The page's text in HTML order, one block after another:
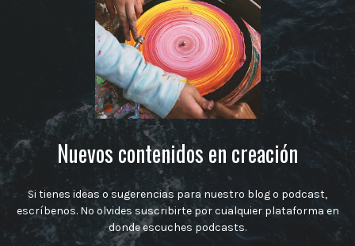
Nuevos contenidos en creación
Si tienes ideas o sugerencias para nuestro blog o podcast,
escríbenos. No olvides suscribirte por cualquier plataforma en
donde escuches podcasts.